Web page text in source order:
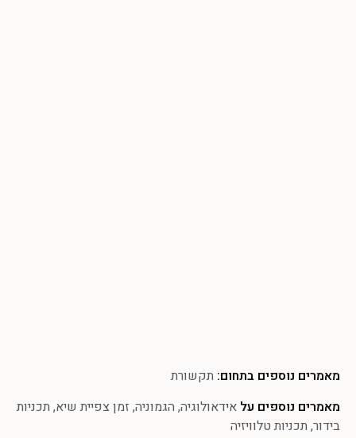
מאמרים נוספים בתחום: תקשורת
מאמרים נוספים על אידאולוגיה, הגמוניה, זמן צפיית שיא, תכניות
בידור, תכניות טלוויזיה